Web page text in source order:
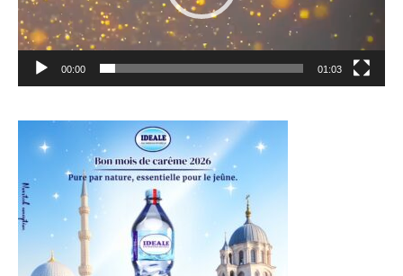
00:00 01:03